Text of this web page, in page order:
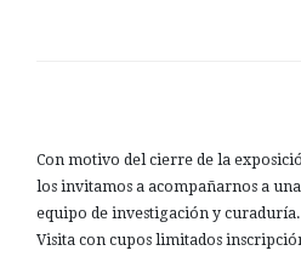
Con motivo del cierre de la
los invitamos a acompañarnos a
equipo de investigación y curaduría.
Visita con cupos limitados